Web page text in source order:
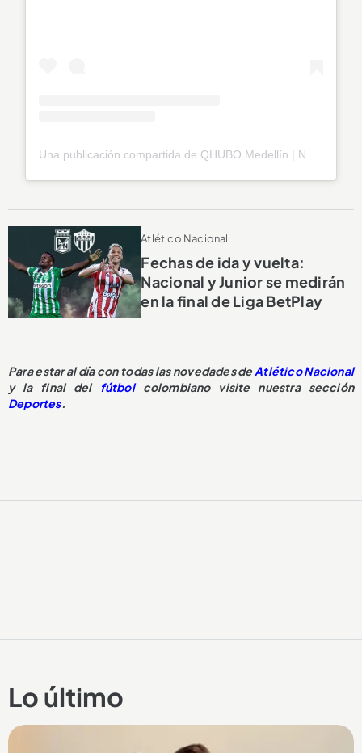
Atlético Nacional
Fechas de ida y vuelta:
Nacional y Junior se medirán
en la final de Liga BetPlay
Para estar al día con todas las novedades deAtlético Nacional
y la final del
fútbol colombiano visite nuestra sección
Deportes.
Lo último